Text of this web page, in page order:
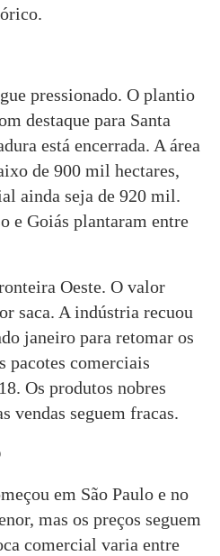
pressionado. O plantio
destaque para Santa
está encerrada. A área
de 900 mil hectares,
ainda seja de 920 mil.
e Goiás plantaram entre
Oeste. O valor
saca. A indústria recuou
janeiro para retomar os
pacotes comerciais
Os produtos nobres
vendas seguem fracas.
em São Paulo e no
mas os preços seguem
comercial varia entre